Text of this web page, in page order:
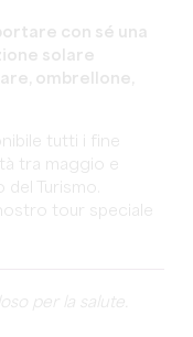
con sé una
solare
ombrellone,
tutti i fine
tra maggio e
Turismo.
tour speciale
per la salute.